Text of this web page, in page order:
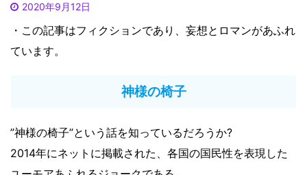
2020年9月12日
・この記事はフィクションであり、妄想とロマンがあふれ
ています。
神様の椅子
”神様の椅子”という話を知っているだろうか?
2014年にネットに掲載された、各国の国民性を表現した